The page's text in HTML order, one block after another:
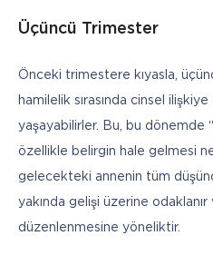
Üçüncü Trimester
Önceki trimestere kıyasla,
hamilelik sırasında cinsel
yaşayabilirler. Bu, bu dönemde
özellikle belirgin hale gelmesi
gelecekteki annenin tüm
yakında gelişi üzerine
düzenlenmesine yöneliktir.